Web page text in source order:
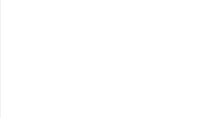
支持云端自动
端无缝同步;强